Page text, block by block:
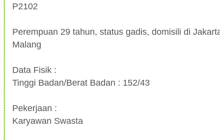
P2102
Perempuan 29 tahun, status gadis, domisili di
Malang
Data Fisik :
Tinggi Badan/Berat Badan : 152/43
Pekerjaan :
Karyawan Swasta